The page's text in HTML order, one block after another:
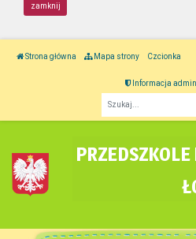
zamknij
Strona główna Mapa strony Czcionka
Informacja